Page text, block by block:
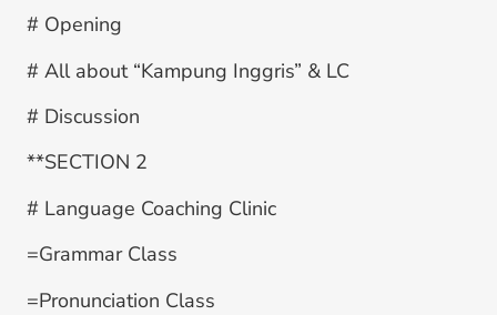
# Opening
# All about “Kampung Inggris” & LC
# Discussion
**SECTION 2
# Language Coaching Clinic
=Grammar Class
=Pronunciation Class